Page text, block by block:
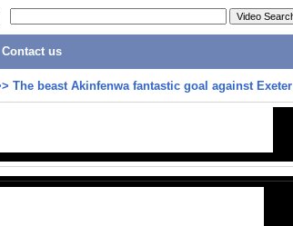
Contact us
The beast Akinfenwa fantastic goal against Exeter